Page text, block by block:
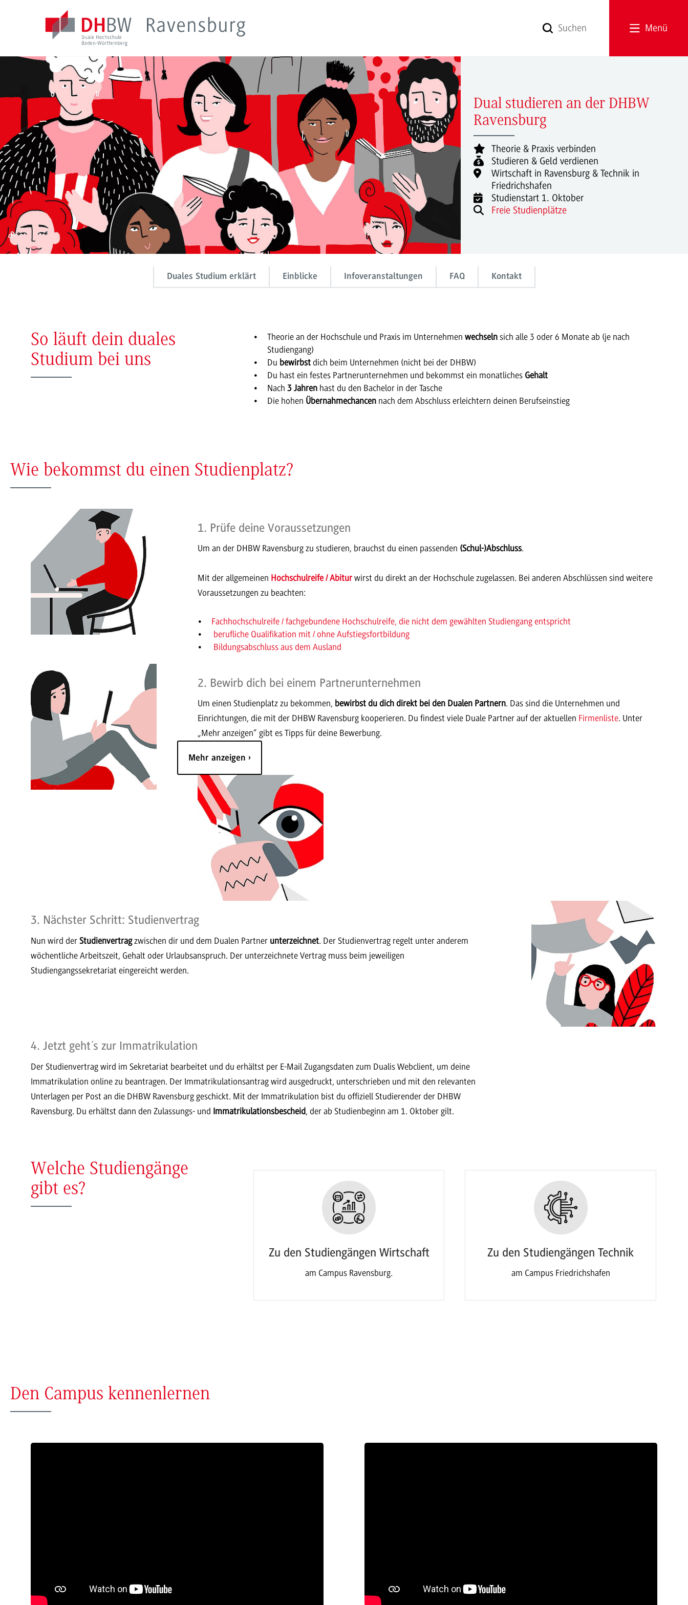
Menü
Dual studieren an der DHBW
Ravensburg
Theorie & Praxis verbinden
Studieren & Geld verdienen
Wirtschaft in Ravensburg & Technik in
Friedrichshafen
Studienstart 1. Oktober
Freie Studienplätze
Duales Studium erklärt Einblicke Infoveranstaltungen FAQ Kontakt
So läuft dein duales
Studium bei uns
Theorie an der Hochschule und Praxis im Unternehmen wechseln sich alle 3 oder 6 Monate ab (je nach
Studiengang)
Du bewirbst dich beim Unternehmen (nicht bei der DHBW)
Du hast ein festes Partnerunternehmen und bekommst ein monatliches Gehalt
Nach 3 Jahrenhast du den Bachelor in der Tasche
Die hohen Übernahmechancen nach dem Abschluss erleichtern deinen Berufseinstieg
Wie bekommst du einen Studienplatz?
1. Prüfe deine Voraussetzungen
Um an der DHBW Ravensburg zu studieren, brauchst du einen passenden (Schul-)Abschluss.
Mit der allgemeinen Hochschulreife / Abiturwirst du direkt an der Hochschule zugelassen. Bei anderen Abschlüssen sind weitere
Voraussetzungen zu beachten:
Fachhochschulreife / fachgebundene Hochschulreife, die nicht dem gewählten Studiengang entspricht
berufliche Qualifikation mit / ohne Aufstiegsfortbildung
Bildungsabschluss aus dem Ausland
2. Bewirb dich bei einem Partnerunternehmen
Um einen Studienplatz zu bekommen, bewirbst du dich direkt bei den Dualen Partnern. Das sind die Unternehmen und
Einrichtungen, die mit der DHBW Ravensburg kooperieren. Du findest viele Duale Partner auf der aktuellen Firmenliste. Unter
„Mehr anzeigen“ gibt es Tipps für deine Bewerbung.
Mehr anzeigen
3. Nächster Schritt: Studienvertrag
Nun wird der Studienvertragzwischen dir und dem Dualen Partner unterzeichnet. Der Studienvertrag regelt unter anderem
wöchentliche Arbeitszeit, Gehalt oder Urlaubsanspruch. Der unterzeichnete Vertrag muss beim jeweiligen
Studiengangssekretariat eingereicht werden.
4. Jetzt geht´s zur Immatrikulation
Der Studienvertrag wird im Sekretariat bearbeitet und du erhältst per E-Mail Zugangsdaten zum Dualis Webclient, um deine
Immatrikulation online zu beantragen. Der Immatrikulationsantrag wird ausgedruckt, unterschrieben und mit den relevanten
Unterlagen per Post an die DHBW Ravensburg geschickt. Mit der Immatrikulation bist du offiziell Studierender der DHBW
Ravensburg. Du erhältst dann den Zulassungs- und Immatrikulationsbescheid, der ab Studienbeginn am 1. Oktober gilt.
Welche Studiengänge
gibt es?
Zu den Studiengängen Wirtschaft
am Campus Ravensburg.
Zu den Studiengängen Technik
am Campus Friedrichshafen
Den Campus kennenlernen